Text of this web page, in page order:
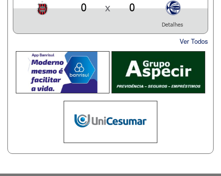
0 x 0
Detalhes
Ver Todos